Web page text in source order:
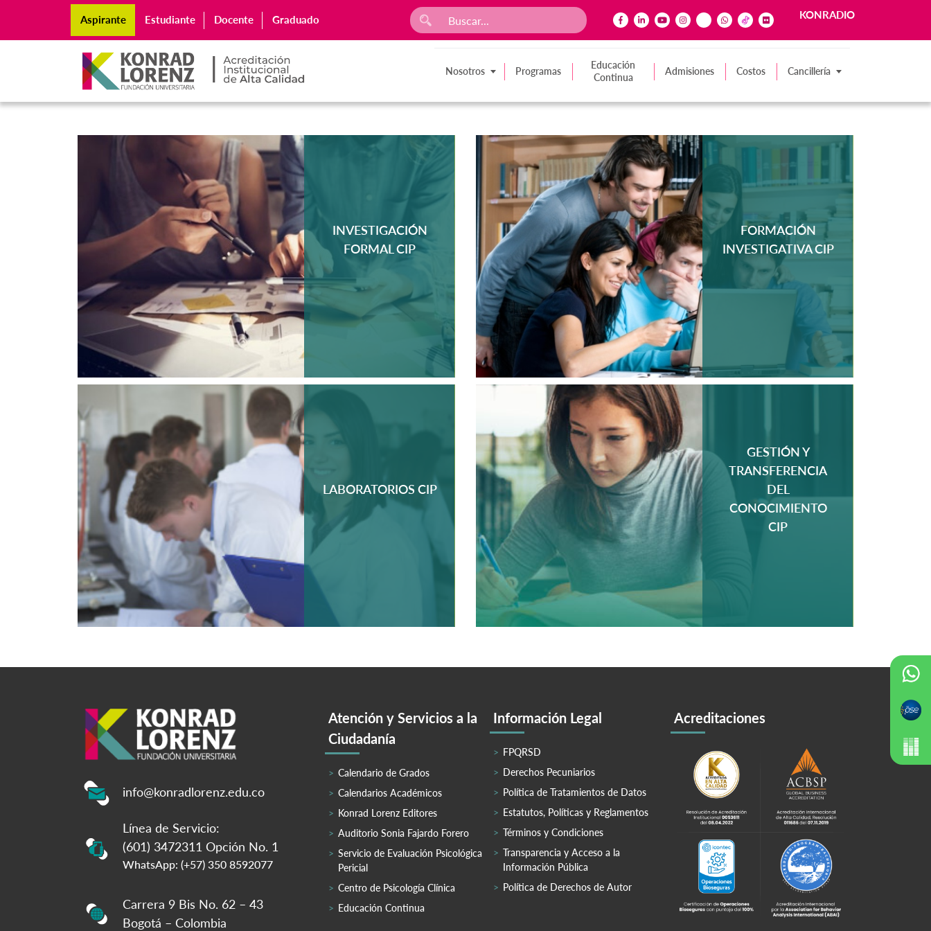
Aspirante Estudiante Docente Graduado KONRADIO
Nosotros Programas
Educación
Continua
Admisiones Costos Cancillería
INVESTIGACIÓN
FORMAL CIP
FORMACIÓN
INVESTIGATIVA CIP
LABORATORIOS CIP
GESTIÓN Y
TRANSFERENCIA
DEL
CONOCIMIENTO
CIP
info@konradlorenz.edu.co
Línea de Servicio:
(601) 3472311 Opción No. 1
WhatsApp: (+57) 350 8592077
Carrera 9 Bis No. 62 – 43
Bogotá – Colombia
Atención y Servicios a la
Ciudadanía
Calendario de Grados
Calendarios Académicos
Konrad Lorenz Editores
Auditorio Sonia Fajardo Forero
Servicio de Evaluación Psicológica
Pericial
Centro de Psicología Clínica
Educación Continua
Información Legal
FPQRSD
Derechos Pecuniarios
Política de Tratamientos de Datos
Estatutos, Políticas y Reglamentos
Términos y Condiciones
Transparencia y Acceso a la
Información Pública
Política de Derechos de Autor
Acreditaciones